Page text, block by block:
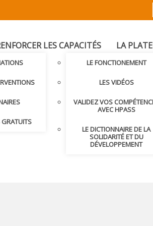
LES CAPACITÉS LA
LE FONCTIONEMENT
LES VIDÉOS
VALIDEZ VOS
AVEC HPASS
LE DICTIONNAIRE DE LA
SOLIDARITÉ ET DU
DÉVELOPPEMENT